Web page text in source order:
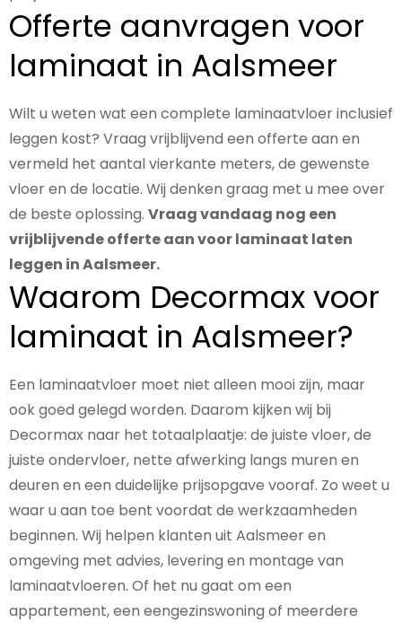
Offerte aanvragen voor
laminaat in Aalsmeer
Wilt u weten wat een complete laminaatvloer inclusief
leggen kost? Vraag vrijblijvend een offerte aan en
vermeld het aantal vierkante meters, de gewenste
vloer en de locatie. Wij denken graag met u mee over
de beste oplossing. Vraag vandaag nog een
vrijblijvende offerte aan voor laminaat laten
leggen in Aalsmeer.
Waarom Decormax voor
laminaat in Aalsmeer?
Een laminaatvloer moet niet alleen mooi zijn, maar
ook goed gelegd worden. Daarom kijken wij bij
Decormax naar het totaalplaatje: de juiste vloer, de
juiste ondervloer, nette afwerking langs muren en
deuren en een duidelijke prijsopgave vooraf. Zo weet u
waar u aan toe bent voordat de werkzaamheden
beginnen. Wij helpen klanten uit Aalsmeer en
omgeving met advies, levering en montage van
laminaatvloeren. Of het nu gaat om een
appartement, een eengezinswoning of meerdere